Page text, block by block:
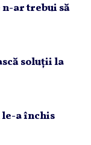
n-ar trebui să
soluţii la
le-a închis